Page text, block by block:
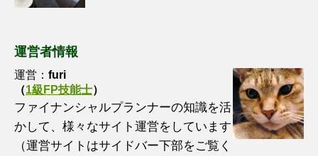
運営者情報
運営： furi
（1級FP技能士）
ファイナンシャルプランナーの知識を活
かして、様々なサイト運営をしています
（運営サイトはサイドバー下部をご覧く